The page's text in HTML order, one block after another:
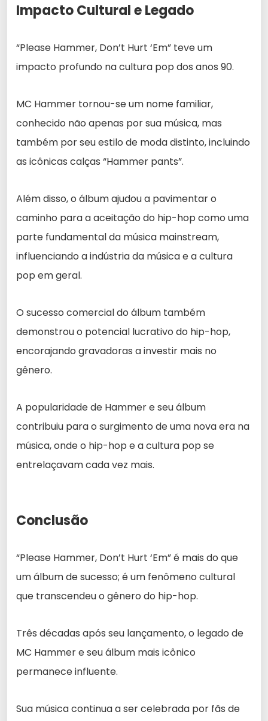
Impacto Cultural e Legado
“Please Hammer, Don’t Hurt ‘Em” teve um
impacto profundo na cultura pop dos anos 90.
MC Hammer tornou-se um nome familiar,
conhecido não apenas por sua música, mas
também por seu estilo de moda distinto, incluindo
as icônicas calças “Hammer pants”.
Além disso, o álbum ajudou a pavimentar o
caminho para a aceitação do hip-hop como uma
parte fundamental da música mainstream,
influenciando a indústria da música e a cultura
pop em geral.
O sucesso comercial do álbum também
demonstrou o potencial lucrativo do hip-hop,
encorajando gravadoras a investir mais no
gênero.
A popularidade de Hammer e seu álbum
contribuiu para o surgimento de uma nova era na
música, onde o hip-hop e a cultura pop se
entrelaçavam cada vez mais.
Conclusão
“Please Hammer, Don’t Hurt ‘Em” é mais do que
um álbum de sucesso; é um fenômeno cultural
que transcendeu o gênero do hip-hop.
Três décadas após seu lançamento, o legado de
MC Hammer e seu álbum mais icônico
permanece influente.
Sua música continua a ser celebrada por fãs de